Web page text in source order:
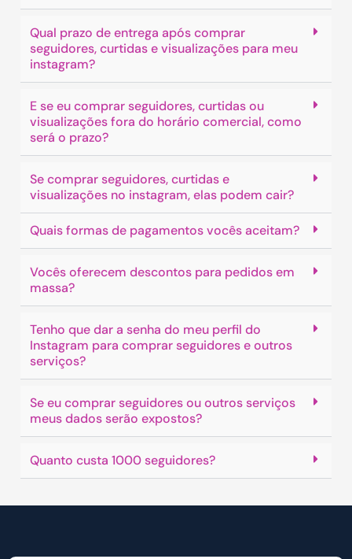
Qual prazo de entrega após comprar
seguidores, curtidas e visualizações para meu
instagram?
E se eu comprar seguidores, curtidas ou
visualizações fora do horário comercial, como
será o prazo?
Se comprar seguidores, curtidas e
visualizações no instagram, elas podem cair?
Quais formas de pagamentos vocês aceitam?
Vocês oferecem descontos para pedidos em
massa?
Tenho que dar a senha do meu perfil do
Instagram para comprar seguidores e outros
serviços?
Se eu comprar seguidores ou outros serviços
meus dados serão expostos?
Quanto custa 1000 seguidores?